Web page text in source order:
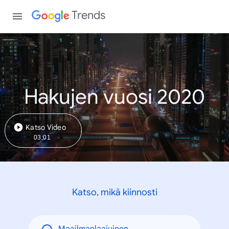
Trends
Hakujen vuosi 2020
Katso Video
03:01
Katso, mikä kiinnosti